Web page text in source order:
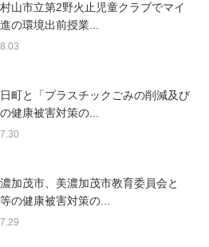
山市立第2野火止児童クラブでマイ
の環境出前授業...
町と「プラスチックごみの削減及び
健康被害対策の...
加茂市、美濃加茂市教育委員会と
等の健康被害対策の...